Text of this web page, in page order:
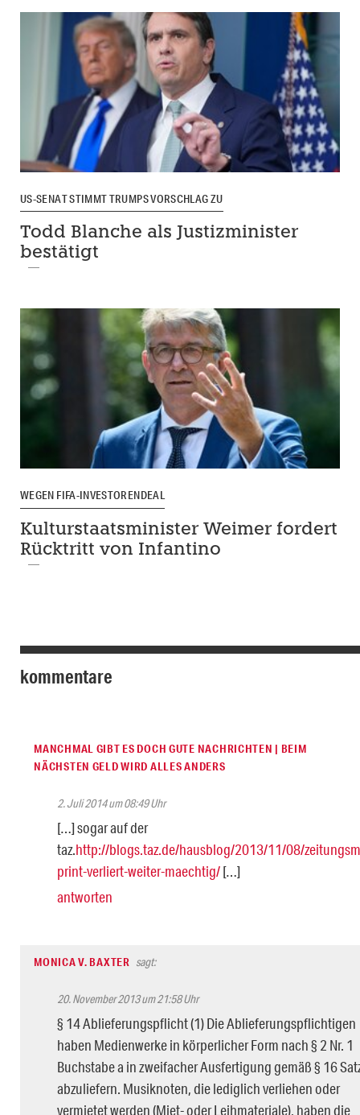
US-SENAT STIMMT TRUMPS VORSCHLAG ZU
Todd Blanche als Justizminister
bestätigt
WEGEN FIFA-INVESTORENDEAL
Kulturstaatsminister Weimer fordert
Rücktritt von Infantino
kommentare
MANCHMAL GIBT ES DOCH GUTE NACHRICHTEN | BEIM
NÄCHSTEN GELD WIRD ALLES ANDERS
2. Juli 2014 um 08:49 Uhr
[…] sogar auf der
taz.http://blogs.taz.de/hausblog/2013/11/08/
print-verliert-weiter-maechtig/[…]
antworten
MONICA V. BAXTER sagt:
20. November 2013 um 21:58 Uhr
§ 14 Ablieferungspflicht (1) Die Ablieferungspflichtigen
haben Medienwerke in körperlicher Form nach § 2 Nr. 1
Buchstabe a in zweifacher Ausfertigung gemäß § 16
abzuliefern. Musiknoten, die lediglich verliehen oder
vermietet werden (Miet- oder Leihmateriale), haben die